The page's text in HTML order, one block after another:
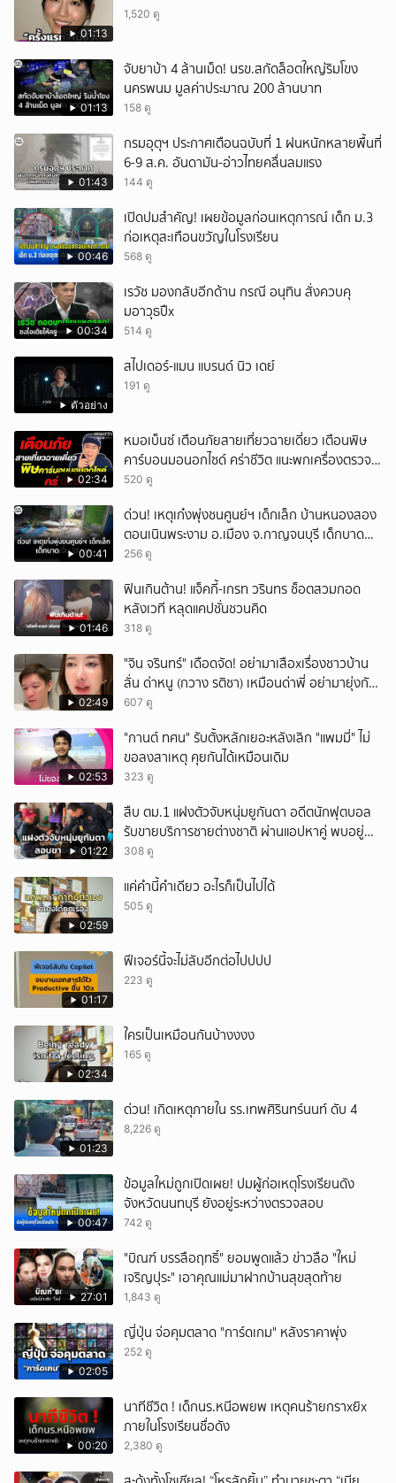
01:13
1,520 ดู
01:13
จับยาบ้า 4 ล้านเม็ด! นรข.สกัดล็อตใหญ่ริมโขง
นครพนม มูลค่าประมาณ 200 ล้านบาท
158 ดู
01:43
กรมอุตุฯ ประกาศเตือนฉบับที่ 1 ฝนหนักหลายพื้นที่
6-9 ส.ค. อันดามัน-อ่าวไทยคลื่นลมแรง
144 ดู
00:46
เปิดปมสำคัญ! เผยข้อมูลก่อนเหตุการณ์ เด็ก ม.3
ก่อเหตุสะเทือนขวัญในโรงเรียน
568 ดู
00:34
เรวัช มองกลับอีกด้าน กรณี อนุทิน สั่งควบคุ
มอาวุธปืx
514 ดู
ตัวอย่าง
สไปเดอร์-แมน แบรนด์ นิว เดย์
191 ดู
02:34
หมอเบ็นซ์ เตือนภัยสายเที่ยวฉายเดี่ยว เตือนพิษ
คาร์บอนมอนอกไซด์ คร่าชีวิต แนะพกเครื่องตรวจ
วัดติดตัว
520 ดู
00:41
ด่วน! เหตุเก๋งพุ่งชนศูนย์ฯ เด็กเล็ก บ้านหนองสอง
ตอนเนินพระงาม อ.เมือง จ.กาญจนบุรี เด็กบาด
เจ็บ 13 ราย
256 ดู
01:46
ฟินเกินต้าน! แจ็คกี้-เกรท วรินทร ช็อตสวมกอด
หลังเวที หลุดแคปชั่นชวนคิด
318 ดู
02:49
ั่"จิน จรินทร์" เดือดจัด! อย่ามาเสือxเรื่องชาวบ้าน
ลั่น ด่าหนู (กวาง รติชา) เหมือนด่าพี่ อย่ามายุ่งกับ
คนของผม จบ!!!
607 ดู
02:53
"กานต์ ทศน" รับตั้งหลักเยอะหลังเลิก "แพมมี่" ไม่
ขอลงสาเหตุ คุยกันได้เหมือนเดิม
323 ดู
01:22
สืบ ตม.1 แฝงตัวจับหนุ่มยูกันดา อดีตนักฟุตบอล
รับขายบริการชายต่างชาติ ผ่านแอปหาคู่ พบอยู่
เกินกำหนดอนุญาต
308 ดู
02:59
แค่คำนี้คำเดียว อะไรก็เป็นไปได้
505 ดู
01:17
ฟีเจอร์นี้จะไม่ลับอีกต่อไปปปป
223 ดู
02:34
ใครเป็นเหมือนกันบ้างงงง
165 ดู
01:23
ด่วน! เกิดเหตุภายใน รร.เทพศิรินทร์นนท์ ดับ 4
8,226 ดู
00:47
ข้อมูลใหม่ถูกเปิดเผย! ปมผู้ก่อเหตุโรงเรียนดัง
จังหวัดนนทบุรี ยังอยู่ระหว่างตรวจสอบ
742 ดู
27:01
"บิณฑ์ บรรลือฤทธิ์" ยอมพูดแล้ว ข่าวลือ "ใหม่
เจริญปุระ" เอาคุณแม่มาฝากบ้านสุขสุดท้าย
1,843 ดู
02:05
ญี่ปุ่น จ่อคุมตลาด "การ์ดเกม" หลังราคาพุ่ง
252 ดู
00:20
นาทีชีวิต ! เด็กนร.หนีอพยพ เหตุคนร้ายกราxยิx
ภายในโรงเรียนชื่อดัง
2,380 ดู